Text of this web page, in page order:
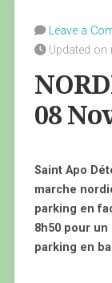
Leave a
Updated on
08
Saint Apo
marche
parking en
8h50 pour
parking en